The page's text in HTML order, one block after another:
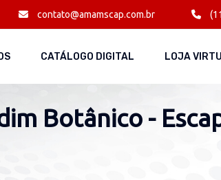
contato@amamscap.com.br
CATÁLOGO DIGITAL LOJA
Botânico -